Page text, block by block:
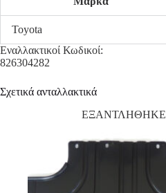
Toyota
Εναλλακτικοί Κωδικοί:
826304282
Σχετικά ανταλλακτικά
ΕΞΑΝΤΛΗΘΗΚΕ